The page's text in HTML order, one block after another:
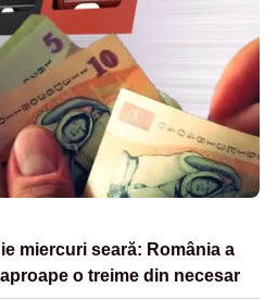
miercuri seară: România a
o treime din necesar